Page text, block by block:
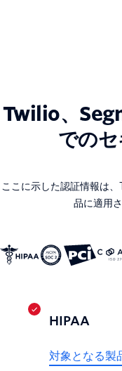
Twilio、
での
ここに示した認証情報は
品に適用
HIPAA
対象となる製